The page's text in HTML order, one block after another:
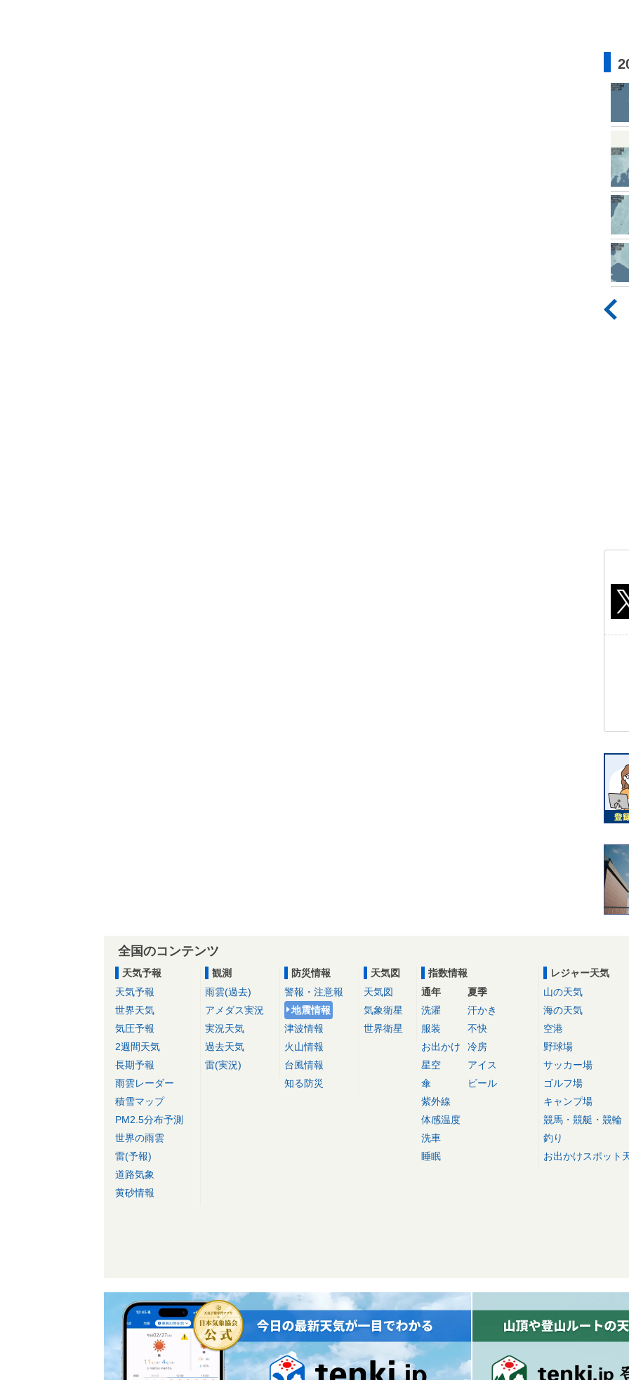
全国のコンテンツ
天気予報
天気予報
世界天気
気圧予報
2週間天気
長期予報
雨雲レーダー
積雪マップ
PM2.5分布予測
世界の雨雲
雷(予報)
道路気象
黄砂情報
観測
雨雲(過去)
アメダス実況
実況天気
過去天気
雷(実況)
防災情報
警報・注意報
地震情報
津波情報
火山情報
台風情報
知る防災
天気図
天気図
気象衛星
世界衛星
指数情報
通年
洗濯
服装
お出かけ
星空
傘
紫外線
体感温度
洗車
睡眠
夏季
汗かき
不快
冷房
アイス
ビール
レジャー天気
山の天気
海の天気
空港
野球場
サッカー場
ゴルフ場
キャンプ場
競馬・競艇・競輪
釣り
お出かけスポット